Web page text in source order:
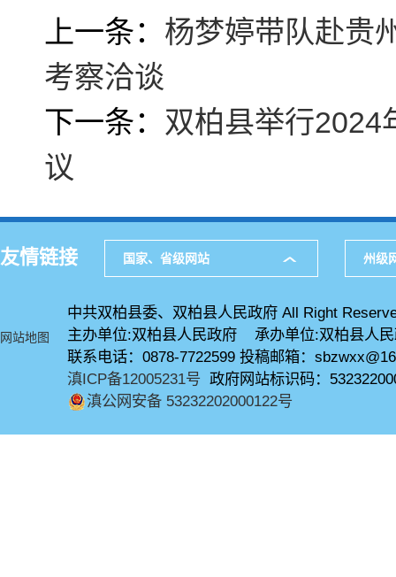
上一条： 杨梦婷带队赴贵
考察洽谈
下一条： 双柏县举行2024
议
友情链接 国家、省级网站 州级
网站地图
中共双柏县委、双柏县人民政府 All Right
主办单位:双柏县人民政府 承办单位:双柏县人
联系电话：0878-7722599 投稿邮箱：
滇ICP备12005231号 政府网站标识码：
滇公网安备 53232202000122号